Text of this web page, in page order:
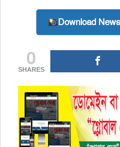
Download
0
SHARES